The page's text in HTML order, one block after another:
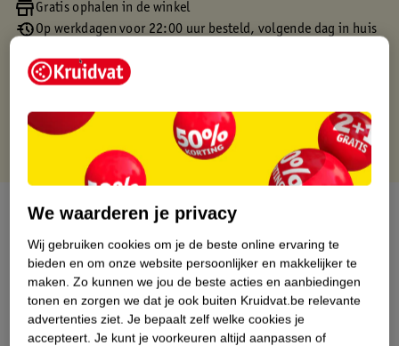
Gratis ophalen in de winkel
Op werkdagen voor 22:00 uur besteld, volgende dag in huis
Gratis retourneren binnen 30 dagen
Over dit product
Productinformatie
Etiketinformatie
We waarderen je privacy
Wij gebruiken cookies om je de beste online ervaring te
bieden en om onze website persoonlijker en makkelijker te
maken. Zo kunnen we jou de beste acties en aanbiedingen
tonen en zorgen we dat je ook buiten Kruidvat.be relevante
advertenties ziet. Je bepaalt zelf welke cookies je
accepteert. Je kunt je voorkeuren altijd aanpassen of